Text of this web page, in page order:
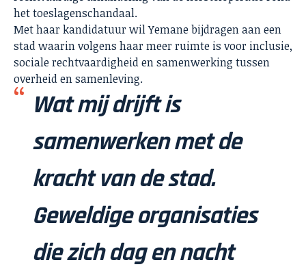
het toeslagenschandaal.
Met haar kandidatuur wil Yemane bijdragen aan een
stad waarin volgens haar meer ruimte is voor inclusie,
sociale rechtvaardigheid en samenwerking tussen
overheid en samenleving.
Wat mij drijft is
samenwerken met de
kracht van de stad.
Geweldige organisaties
die zich dag en nacht